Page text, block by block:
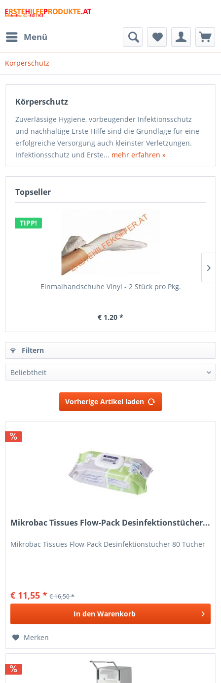
Menü
Körperschutz
Körperschutz
Zuverlässige Hygiene, vorbeugender Infektionsschutz
und nachhaltige Erste Hilfe sind die Grundlage für eine
erfolgreiche Versorgung auch kleinster Verletzungen.
Infektionsschutz und Erste... mehr erfahren »
Topseller
TIPP!
Einmalhandschuhe Vinyl - 2 Stück pro Pkg.
€ 1,20 *
Filtern
Vorherige Artikel laden
Mikrobac Tissues Flow-Pack Desinfektionstücher...
Mikrobac Tissues Flow-Pack Desinfektionstücher 80 Tücher
€ 11,55 * € 16,50 *
In den Warenkorb
Merken